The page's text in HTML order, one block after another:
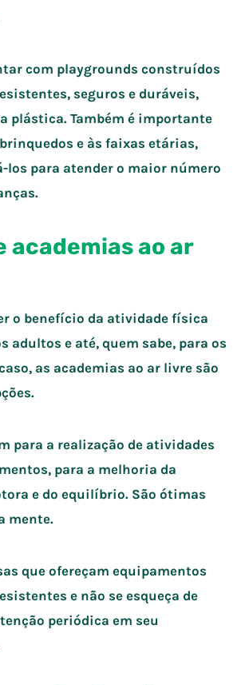
com playgrounds construídos
seguros e duráveis,
plástica. Também é importante
e às faixas etárias,
los para atender o maior número
academias ao ar
o benefício da atividade física
adultos e até, quem sabe, para os
as academias ao ar livre são
para a realização de atividades
para a melhoria da
e do equilíbrio. São ótimas
mente.
que ofereçam equipamentos
e não se esqueça de
periódica em seu